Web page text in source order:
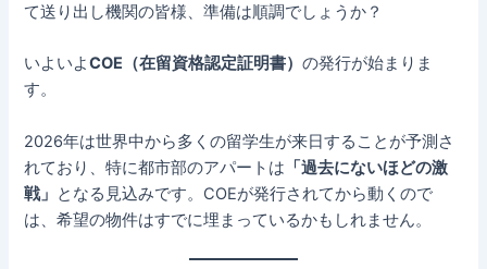
て送り出し機関の皆様、準備は順調でしょうか？
いよいよCOE（在留資格認定証明書）の発行が始まりま
す。
2026年は世界中から多くの留学生が来日することが予測さ
れており、特に都市部のアパートは 「過去にないほどの激
戦」 となる見込みです。COEが発行されてから動くので
は、希望の物件はすでに埋まっているかもしれません。